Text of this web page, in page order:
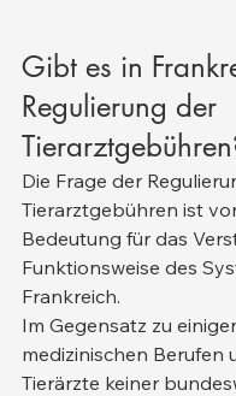
Gibt es in
Regulierung der
Die Frage der
Tierarztgebühren ist
Bedeutung für das
Funktionsweise des
Frankreich.
Im Gegensatz zu
medizinischen Berufen
Tierärzte keiner